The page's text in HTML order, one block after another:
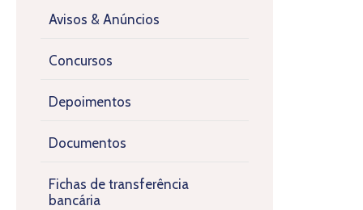
Avisos & Anúncios
Concursos
Depoimentos
Documentos
Fichas de transferência
bancária